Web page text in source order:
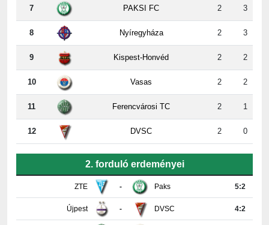
8 Nyíregyháza 2 3
9 Kispest-Honvéd 2 2
10 Vasas 2 2
11 Ferencvárosi TC 2 1
12 DVSC 2 0
ZTE - Paks
Újpest DVSC 4:2
Ferencváros Vasas 0:0